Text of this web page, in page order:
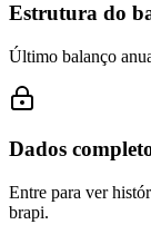
Estrutura do
Último balanço
Dados
Entre para ver
brapi.